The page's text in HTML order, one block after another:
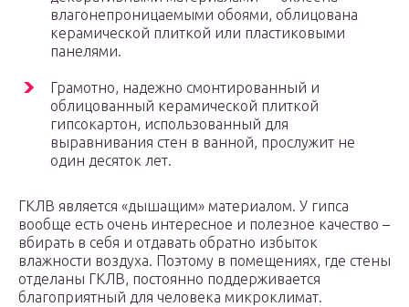
влагонепроницаемыми обоями, облицована
керамической плиткой или пластиковыми
панелями.
Грамотно, надежно смонтированный и
облицованный керамической плиткой
гипсокартон, использованный для
выравнивания стен в ванной, прослужит не
один десяток лет.
ГКЛВ является «дышащим» материалом. У гипса
вообще есть очень интересное и полезное качество –
вбирать в себя и отдавать обратно избыток
влажности воздуха. Поэтому в помещениях, где стены
отделаны ГКЛВ, постоянно поддерживается
благоприятный для человека микроклимат.